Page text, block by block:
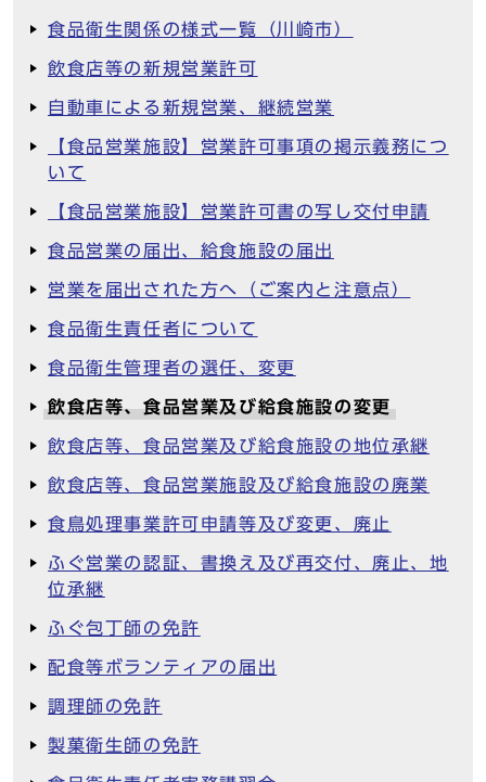
食品衛生関係の様式一覧（川崎市）
飲食店等の新規営業許可
自動車による新規営業、継続営業
【食品営業施設】営業許可事項の掲示義務につ
いて
【食品営業施設】営業許可書の写し交付申請
食品営業の届出、給食施設の届出
営業を届出された方へ（ご案内と注意点）
食品衛生責任者について
食品衛生管理者の選任、変更
飲食店等、食品営業及び給食施設の変更
飲食店等、食品営業及び給食施設の地位承継
飲食店等、食品営業施設及び給食施設の廃業
食鳥処理事業許可申請等及び変更、廃止
ふぐ営業の認証、書換え及び再交付、廃止、地
位承継
ふぐ包丁師の免許
配食等ボランティアの届出
調理師の免許
製菓衛生師の免許